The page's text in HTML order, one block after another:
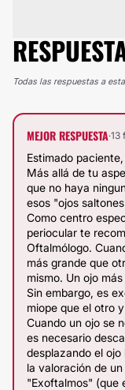
Todas las respuestas a
MEJOR RESPUESTA·13
Estimado paciente,
Más allá de tu
que no haya
esos "ojos
Como centro
periocular te
Oftalmólogo.
más grande que
mismo. Un ojo
Sin embargo, es
miope que el otro
Cuando un ojo se
es necesario
desplazando el
la valoración de
"Exoftalmos" (que